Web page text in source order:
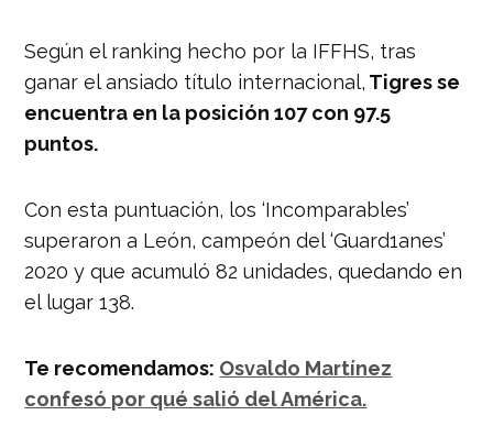
Según el ranking hecho por la IFFHS, tras
ganar el ansiado título internacional, Tigres se
encuentra en la posición 107 con 97.5
puntos.
Con esta puntuación, los ‘Incomparables’
superaron a León, campeón del ‘Guard1anes’
2020 y que acumuló 82 unidades, quedando en
el lugar 138.
Te recomendamos: Osvaldo Martínez
confesó por qué salió del América.